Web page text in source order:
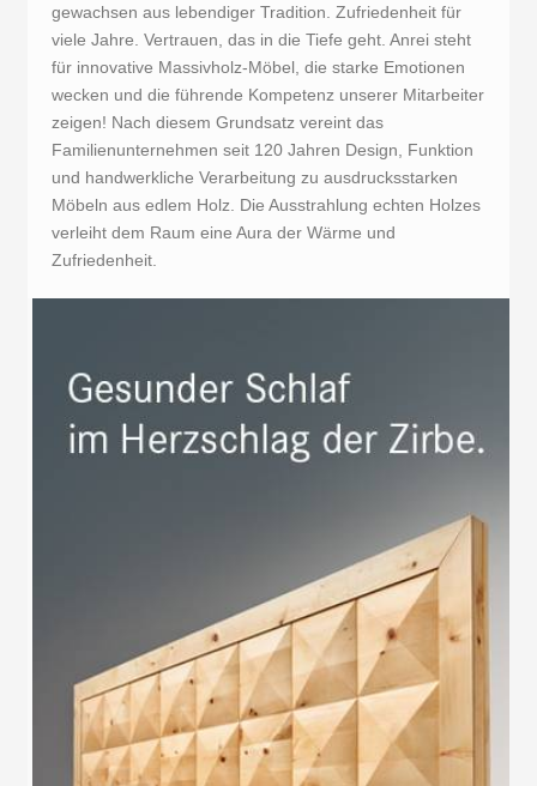
gewachsen aus lebendiger Tradition. Zufriedenheit für
viele Jahre. Vertrauen, das in die Tiefe geht. Anrei steht
für innovative Massivholz-Möbel, die starke Emotionen
wecken und die führende Kompetenz unserer Mitarbeiter
zeigen! Nach diesem Grundsatz vereint das
Familienunternehmen seit 120 Jahren Design, Funktion
und handwerkliche Verarbeitung zu ausdrucksstarken
Möbeln aus edlem Holz. Die Ausstrahlung echten Holzes
verleiht dem Raum eine Aura der Wärme und
Zufriedenheit.